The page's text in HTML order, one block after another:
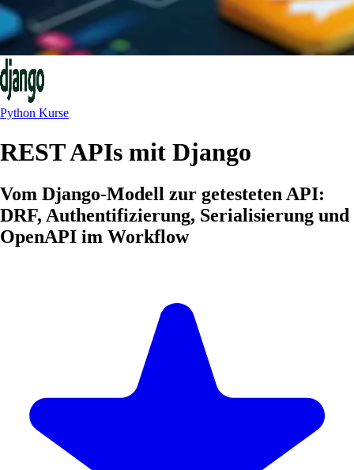
Python Kurse
REST APIs mit Django
Vom Django-Modell zur getesteten API:
DRF, Authentifizierung, Serialisierung und
OpenAPI im Workflow